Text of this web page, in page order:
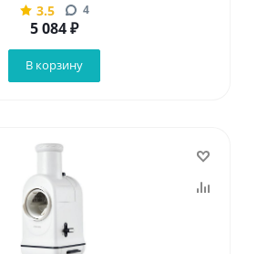
3.5 4
5 084₽
В корзину